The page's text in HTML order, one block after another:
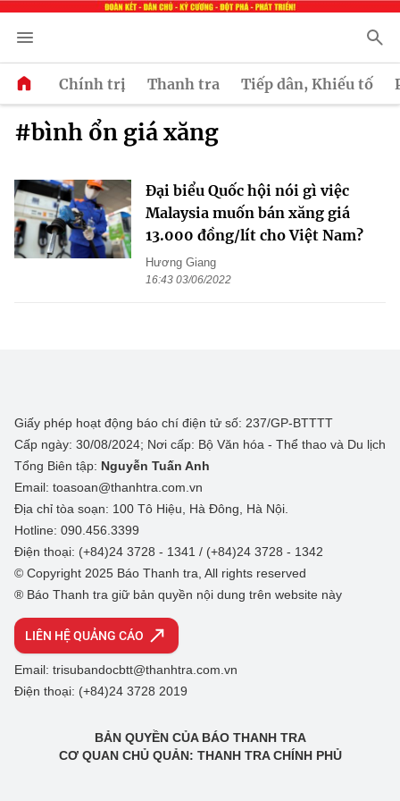
Chính trị Thanh tra Tiếp dân, Khiếu tố
#bình ổn giá xăng
Đại biểu Quốc hội nói gì việc
Malaysia muốn bán xăng giá
13.000 đồng/lít cho Việt Nam?
Hương Giang
16:43 03/06/2022
Giấy phép hoạt động báo chí điện tử số: 237/GP-BTTTT
Cấp ngày: 30/08/2024; Nơi cấp: Bộ Văn hóa - Thể thao và Du lịch
Tổng Biên tập: Nguyễn Tuấn Anh
Email: toasoan@thanhtra.com.vn
Địa chỉ tòa soạn: 100 Tô Hiệu, Hà Đông, Hà Nội.
Hotline: 090.456.3399
Điện thoại: (+84)24 3728 - 1341 / (+84)24 3728 - 1342
© Copyright 2025 Báo Thanh tra, All rights reserved
® Báo Thanh tra giữ bản quyền nội dung trên website này
LIÊN HỆ QUẢNG CÁO
Email: trisubandocbtt@thanhtra.com.vn
Điện thoại: (+84)24 3728 2019
BẢN QUYỀN CỦA BÁO THANH TRA
CƠ QUAN CHỦ QUẢN: THANH TRA CHÍNH PHỦ